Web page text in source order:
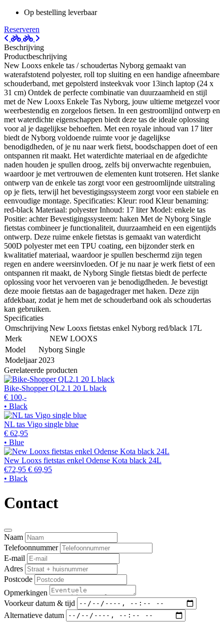
Op bestelling leverbaar
Reserveren
Beschrijving
Productbeschrijving
New Looxs enkele tas / schoudertas Nyborg gemaakt van
waterafstotend polyester, roll top sluiting en een handige afneembare
schouderband, met gepolsterd insteekvak voor 13inch laptop (24 x
31 cm) Ontdek de perfecte combinatie van duurzaamheid en stijl
met de New Looxs Enkele Tas Nyborg, jouw ultieme metgezel voor
weerbestendig en zorgeloos fietsen. In een gestroomlijnd ontwerp en
met waterdichte eigenschappen biedt deze tas de ideale oplossing
voor al je dagelijkse behoeften. Met een royale inhoud van 17 liter
biedt de Nyborg voldoende ruimte voor je dagelijkse
benodigdheden, of je nu naar werk fietst, boodschappen doet of een
ontspannen rit maakt. Het waterdichte materiaal en de afgedichte
naden houden je spullen droog, zelfs bij onverwachte regenbuien,
waardoor je met vertrouwen de elementen kunt trotseren. Het slanke
ontwerp van de enkele tas zorgt voor een gestroomlijnde uitstraling
op je fiets, terwijl het bevestigingssysteem zorgt voor een stabiele en
eenvoudige montage. Specificaties: Kleur: rood Kleur benaming:
red-black Materiaal: polyester Inhoud: 17 liter Model: enkele tas
Positie: achter Bevestigingssysteem: haken Met de Nyborg Single
fietstas combineer je functionaliteit, duurzaamheid en een eigentijds
ontwerp. Deze ruime enkele fietstas is gemaakt van waterdicht
500D polyester met een TPU coating, een bijzonder sterk en
kwalitatief materiaal, waardoor je spullen beschermd zijn tegen
regen en andere weersinvloeden. Of je nu naar je werk fietst of een
ontspannen rit maakt, de Nyborg Single fietstas biedt de perfecte
oplossing voor het vervoeren van je benodigdheden. Je bevestigt
deze mooie fietstas aan de bagagedrager met haken. Deze zijn
afdekbaar, zodat je hem met de schouderband ook als schoudertas
kan gebruiken.
Specificaties
OmschrijvingNew Looxs fietstas enkel Nyborg red/black 17L
Merk
NEW LOOXS
Model
Nyborg Single
Modeljaar 2023
Gerelateerde producten
Bike-Shopper QL2.1 20 L black
€ 100,-
• Black
NL tas Vigo single blue
€ 62,95
• Blue
New Looxs fietstas enkel Odense Kota black 24L
€72,95 € 69,95
• Black
Contact
Naam
Telefoonnummer
E-mail
Adres
Postcode
Opmerkingen
Voorkeur datum & tijd
Alternatieve datum